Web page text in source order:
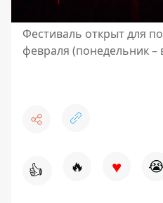
Фестиваль открыт для
февраля (понедельник –
👍 🔥 ♥